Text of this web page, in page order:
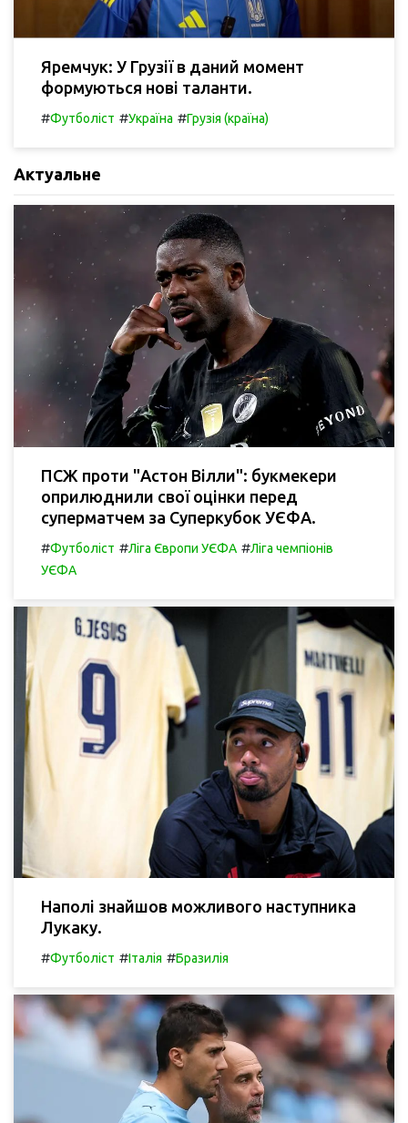
Яремчук: У Грузії в даний момент
формуються нові таланти.
#Футболіст #Україна #Грузія (країна)
Актуальне
ПСЖ проти "Астон Вілли": букмекери
оприлюднили свої оцінки перед
суперматчем за Суперкубок УЄФА.
#Футболіст #Ліга Європи УЄФА #Ліга чемпіонів
УЄФА
Наполі знайшов можливого наступника
Лукаку.
#Футболіст #Італія #Бразилія